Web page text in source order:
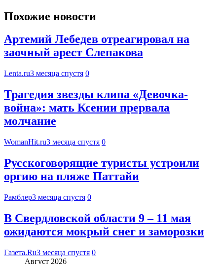
Похожие новости
Артемий Лебедев отреагировал на
заочный арест Слепакова
Lenta.ru3 месяца спустя 0
Трагедия звезды клипа «Девочка-
война»: мать Ксении прервала
молчание
WomanHit.ru3 месяца спустя 0
Русскоговорящие туристы устроили
оргию на пляже Паттайи
Рамблер3 месяца спустя 0
В Свердловской области 9 – 11 мая
ожидаются мокрый снег и заморозки
Газета.Ru3 месяца спустя 0
Август 2026